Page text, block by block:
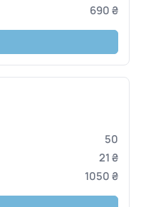
690 ₴
50
21 ₴
1050 ₴